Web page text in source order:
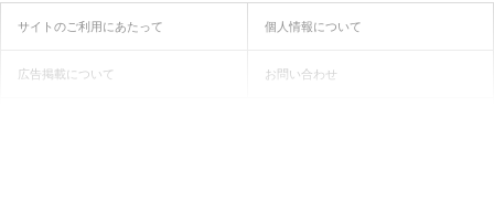
サイトのご利用にあたって 個人情報について
広告掲載について お問い合わせ